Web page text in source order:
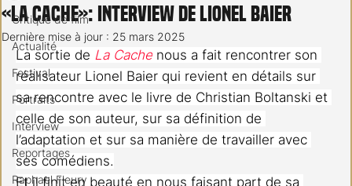
Critique de film
Actualité
Festival
Portraits
Interview
Reportages
Raphael Fleury
«La Cache»: interview de Lionel Baier
Dernière mise à jour : 25 mars 2025
La sortie de La Cache nous a fait rencontrer son
réalisateur Lionel Baier qui revient en détails sur
sa rencontre avec le livre de Christian Boltanski et
celle de son auteur, sur sa définition de
l’adaptation et sur sa manière de travailler avec
ses comédiens.
Et il finit en beauté en nous faisant part de sa